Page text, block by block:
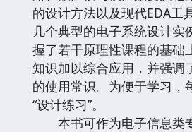
的设计方法以及现代EDA工
几个典型的电子系统设计实
握了若干原理性课程的基础
知识加以综合应用，并强调
的使用常识。为便于学习，
“设计练习”。
本书可作为电子信息类